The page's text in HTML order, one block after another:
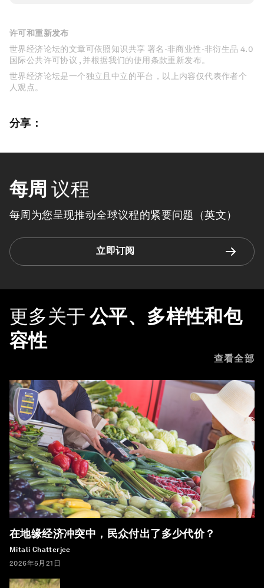
许可和重新发布
世界经济论坛的文章可依照知识共享 署名-非商业性-非衍生品 4.0
国际公共许可协议 , 并根据我们的使用条款重新发布。
世界经济论坛是一个独立且中立的平台，以上内容仅代表作者个
人观点。
分享：
每周 议程
每周为您呈现推动全球议程的紧要问题（英文）
立即订阅
更多关于 公平、多样性和包
容性
查看全部
在地缘经济冲突中，民众付出了多少代价？
Mitali Chatterjee
2026年5月21日